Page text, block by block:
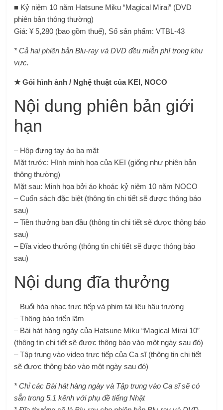
■ Kỷ niệm 10 năm Hatsune Miku “Magical Mirai” (DVD
phiên bản thông thường)
Giá: ¥ 5,280 (bao gồm thuế), Số sản phẩm: VTBL-43
* Cả hai phiên bản Blu-ray và DVD đều miễn phí trong khu
vực.
★ Gói hình ảnh / Nghệ thuật của KEI, NOCO
Nội dung phiên bản giới
hạn
– Hộp đựng tay áo ba mặt
Mặt trước: Hình minh họa của KEI (giống như phiên bản
thông thường)
Mặt sau: Minh họa bởi áo khoác kỷ niệm 10 năm NOCO
– Cuốn sách đặc biệt (thông tin chi tiết sẽ được thông báo
sau)
– Tiền thưởng ban đầu (thông tin chi tiết sẽ được thông báo
sau)
– Đĩa video thưởng (thông tin chi tiết sẽ được thông báo
sau)
Nội dung đĩa thưởng
– Buổi hòa nhạc trực tiếp và phim tài liệu hậu trường
– Thông báo triển lãm
– Bài hát hàng ngày của Hatsune Miku “Magical Mirai 10”
(thông tin chi tiết sẽ được thông báo vào một ngày sau đó)
– Tập trung vào video trực tiếp của Ca sĩ (thông tin chi tiết
sẽ được thông báo vào một ngày sau đó)
* Chỉ các Bài hát hàng ngày và Tập trung vào Ca sĩ sẽ có
sẵn trong 5.1 kênh với phụ đề tiếng Nhật